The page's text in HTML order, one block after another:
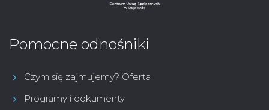
Pomocne odnośniki
Czym się zajmujemy? Oferta
Programy i dokumenty